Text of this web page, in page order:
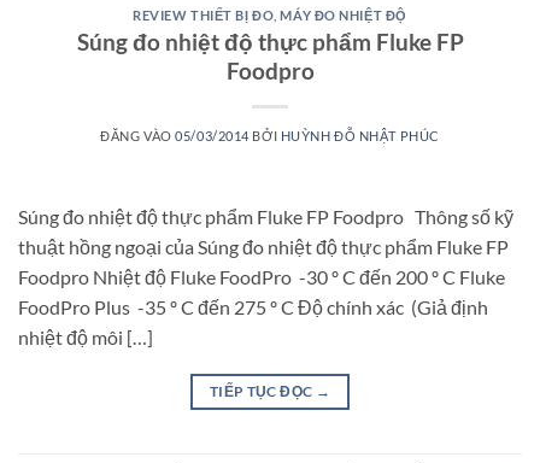
REVIEW THIẾT BỊ ĐO ,MÁY ĐO NHIỆT ĐỘ
Súng đo nhiệt độ thực phẩm Fluke FP
Foodpro
ĐĂNG VÀO05/03/2014 BỞI HUỲNH ĐỖ NHẬT PHÚC
Súng đo nhiệt độ thực phẩm Fluke FP Foodpro Thông số kỹ
thuật hồng ngoại của Súng đo nhiệt độ thực phẩm Fluke FP
Foodpro Nhiệt độ Fluke FoodPro -30 º C đến 200 º C Fluke
FoodPro Plus -35 º C đến 275 º C Độ chính xác (Giả định
nhiệt độ môi […]
TIẾP TỤC ĐỌC →